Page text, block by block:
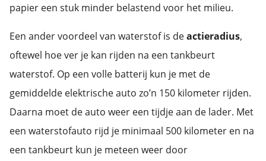
papier een stuk minder belastend voor het milieu.
Een ander voordeel van waterstof is deactieradius,
oftewel hoe ver je kan rijden na een tankbeurt
waterstof. Op een volle batterij kun je met de
gemiddelde elektrische auto zo’n 150 kilometer rijden.
Daarna moet de auto weer een tijdje aan de lader. Met
een waterstofauto rijd je minimaal 500 kilometer en na
een tankbeurt kun je meteen weer door